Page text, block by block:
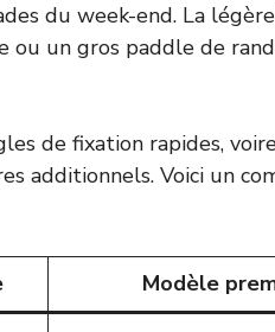
du week-end. La
ou un gros paddle de
de fixation rapides,
additionnels. Voici un
Modèle